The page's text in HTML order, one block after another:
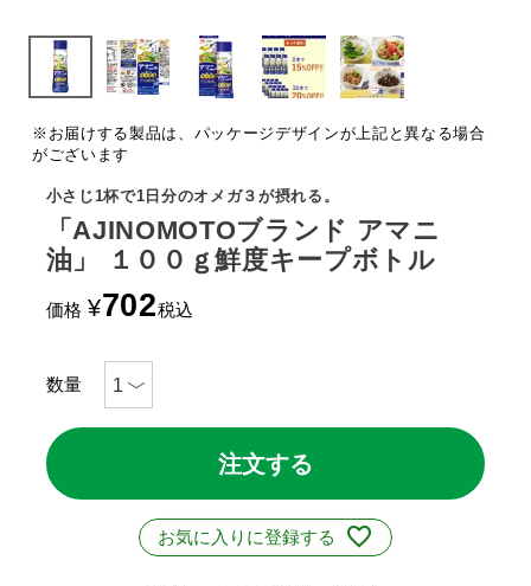
※お届けする製品は、パッケージデザインが上記と異なる場合
がございます
小さじ1杯で1日分のオメガ３が摂れる。
「AJINOMOTOブランド アマニ
油」 １００ｇ鮮度キープボトル
価格 ¥702税込
注文する
お気に入りに登録する